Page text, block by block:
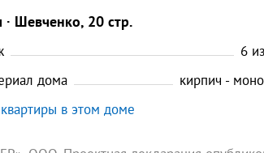
Шевченко, 20 стр.
6 из
дома
кирпич -
в этом доме